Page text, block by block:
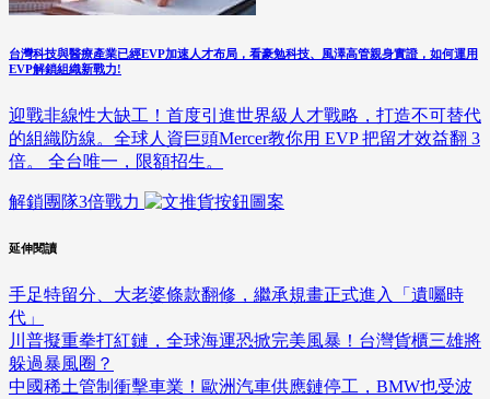
台灣科技與醫療產業已經EVP加速人才布局，看豪勉科技、風澤高管親身實證，如何運用
EVP解鎖組織新戰力!
迎戰非線性大缺工！首度引進世界級人才戰略，打造不可替代
的組織防線。全球人資巨頭Mercer教你用 EVP 把留才效益翻 3
倍。 全台唯一，限額招生。
解鎖團隊3倍戰力
延伸閱讀
手足特留分、大老婆條款翻修，繼承規畫正式進入「遺囑時
代」
川普擬重拳打紅鏈，全球海運恐掀完美風暴！台灣貨櫃三雄將
躲過暴風圈？
中國稀土管制衝擊車業！歐洲汽車供應鏈停工，BMW也受波